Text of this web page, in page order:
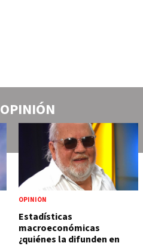
OPINIÓN
OPINIÓN
Estadísticas
macroeconómicas
¿quiénes la difunden en